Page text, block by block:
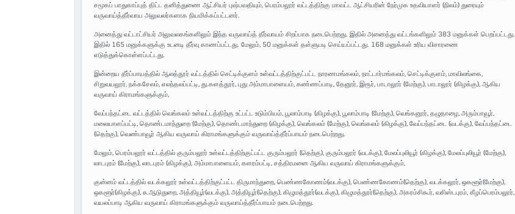
சமூகப் பாதுகாப்புத் திட்ட தனித்துணை ஆட்சியர் புஷ்பவதியும், பெரம்பலூர் வட்டத்திற்கு மாவட்ட ஆட்சியரின் நேர்முக உதவியாளர் (நிலம்) துரையும்
வருவாய்த்தீர்வாய அலுவலர்களாக நியமிக்கப்பட்டனர்.
அனைத்து வட்டாட்சியர் அலுவலகங்களிலும் இந்த வருவாய்த் தீர்வாயம் சிறப்பாக நடைபெற்றது. இதில் அனைத்து வட்டங்களிலும் 383 மனுக்கள் பெறப்பட்டது.
இதில் 165 மனுக்களுக்கு உடனடி தீர்வு காணப்பட்டது. மேலும், 50 மனுக்கள் தள்ளுபடி செய்யப்பட்டது. 168 மனுக்கள் உரிய விசாரணை
எடுத்துக்கொள்ளப்பட்டது.
இன்றைய தீர்ப்பாயத்தில் ஆலத்தூர் வட்டத்தில் செட்டிக்குளம் உள்வட்டத்திற்குட்பட்ட நாரணமங்கலம், நாட்டார்மங்கலம், செட்டிக்குளம், மாவிலங்கை,
சிறுவயலூர், நக்கசேலம், எலந்தலப்பட்டி, து.களத்தூர், புது அம்மாபாளையம், கண்ணப்பாடி, தேனூர், இரூர், பாடாலூர் (மேற்கு), பாடாலூர் (கிழக்கு), ஆகிய
வருவாய் கிராமங்களுக்கும்,
வேப்பந்தட்டை வட்டத்தில் வெங்கலம் உள்வட்டத்திற்கு உட்பட்ட உடும்பியம், பூலாம்பாடி (கிழக்கு), பூலாம்பாடி (மேற்கு), வெங்கனூர், தழுதாழை, அரும்பாவூர்,
மலையாளப்பட்டி, தொண்டமாந்துறை (மேற்கு), தொண்டமாந்துறை (கிழக்கு), வெங்கலம் (மேற்கு), வெங்கலம் (கிழக்கு), வேப்பந்தட்டை (வடக்கு), வேப்பந்தட்டை
(தெற்கு), வெண்பாவூர் ஆகிய வருவாய் கிராமங்களுக்கும் வருவாய்த்தீர்ப்பாயம் நடைபெற்றது.
மேலும், பெரம்பலூர் வட்டத்தில் குரும்பலூர் உள்வட்டத்திற்குட்பட்ட குரும்பலூர் (தெற்கு), குரும்பலூர் (வடக்கு), மேலப்புலியூர் (கிழக்கு), மேலப்புலியூர் (மேற்கு),
லாடபுரம் (மேற்கு), லாடபுரம் (கிழக்கு), அம்மாபாளையம், களரம்பட்டி, சத்திரமனை ஆகிய வருவாய் கிராமங்களுக்கும்,
குன்னம் வட்டத்தில் வடக்கலூர் உள்வட்டத்திற்குட்பட்ட திருமாந்துறை, பெண்ணகோணம்(வடக்கு), பெண்ணகோணம்(தெற்கு), வடக்கலூர், ஒகளூர்(மேற்கு),
ஒகளூர்(கிழக்கு), சு.ஆடுதுறை, அத்தியூர்(வடக்கு), அத்தியூர்(தெற்கு), கிழுமத்தூர்(வடக்கு), கிழுமத்தூர்(தெற்கு), அகரம்சிகூர், வசிஸ்டபுரம், கீழப்பெரம்பலூர்,
வயலப்பாடி ஆகிய வருவாய் கிராமங்களுக்கும் வருவாய்த்தீர்ப்பாயம் நடைபெற்றது.